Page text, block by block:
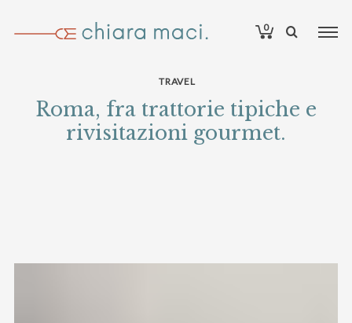
0
TRAVEL
Roma, fra trattorie tipiche e
rivisitazioni gourmet.